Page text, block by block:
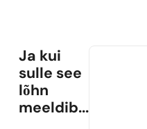
Ja kui
sulle see
lõhn
meeldib...